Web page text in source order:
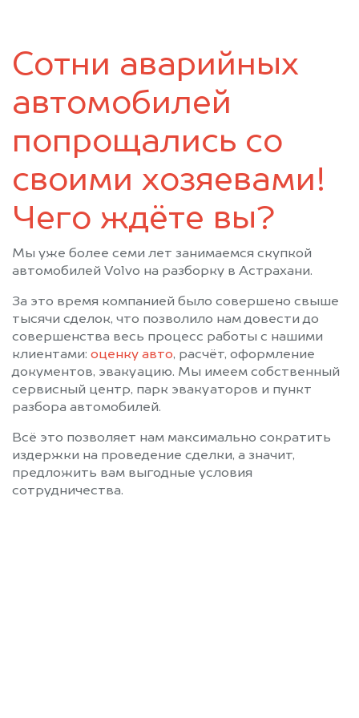
Сотни аварийных
автомобилей
попрощались со
своими хозяевами!
Чего ждёте вы?
Мы уже более семи лет занимаемся скупкой
автомобилей Volvo на разборку в Астрахани.
За это время компанией было совершено свыше
тысячи сделок, что позволило нам довести до
совершенства весь процесс работы с нашими
клиентами: оценку авто, расчёт, оформление
документов, эвакуацию. Мы имеем собственный
сервисный центр, парк эвакуаторов и пункт
разбора автомобилей.
Всё это позволяет нам максимально сократить
издержки на проведение сделки, а значит,
предложить вам выгодные условия
сотрудничества.